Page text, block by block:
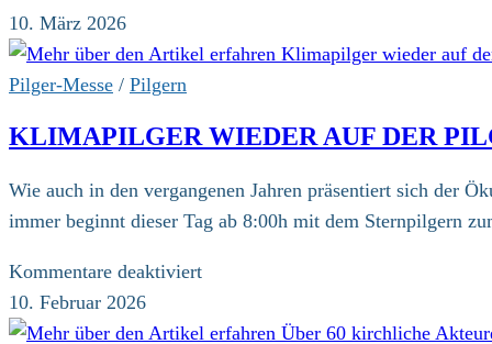
zum
geöffnet
10. März 2026
Pilger-Messe / Pilgern
KLIMAPILGER WIEDER AUF DER
Wie auch in den vergangenen Jahren präsentiert sich der
immer beginnt dieser Tag ab 8:00h mit dem Sternpilgern
Kommentare deaktiviertfür
wieder
10. Februar 2026